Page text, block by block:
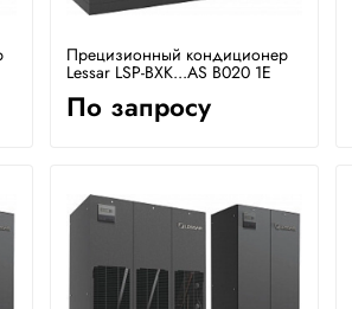
Прецизионный кондиционер
Lessar LSP-BXK...AS B020 1E
По запросу